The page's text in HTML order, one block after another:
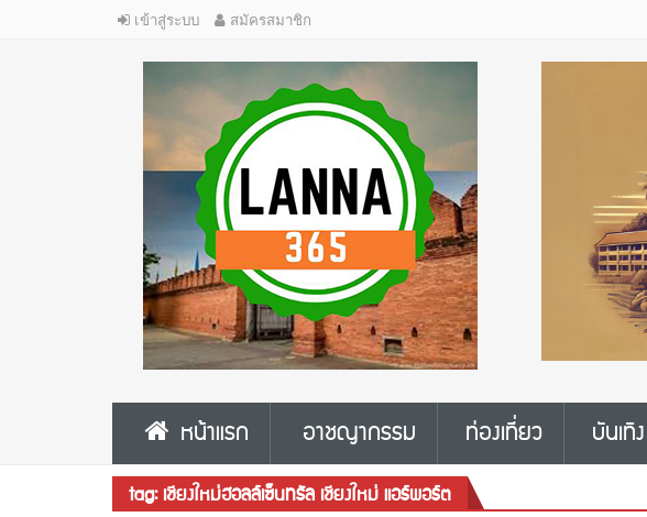
เข้าสู่ระบบ สมัครสมาชิก
หน้าแรก อาชญากรรม ท่องเที่ยว บันเทิง
tag: เชียงใหม่ฮอลล์เซ็นทรัล เชียงใหม่ แอร์พอร์ต